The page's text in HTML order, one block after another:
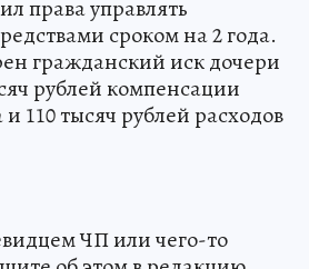
права управлять
сроком на 2 года.
гражданский иск дочери
рублей компенсации
110 тысяч рублей расходов
ЧП или чего-то